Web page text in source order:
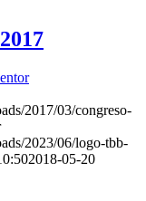
2017/03/congreso-
2023/06/logo-tbb-
2018-05-20